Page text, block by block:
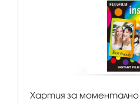
Хартия за моментално